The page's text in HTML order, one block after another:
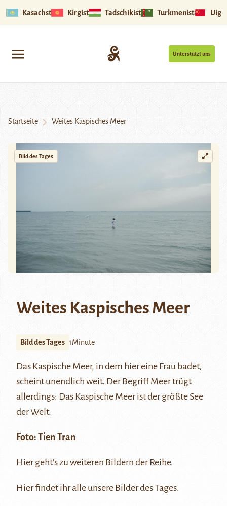
Kasachstan Kirgistan Tadschikistan Turkmenistan
Unterstützt uns
Startseite Weites Kaspisches Meer
Bild des Tages
Weites Kaspisches Meer
Bild des Tages 1Minute
Das Kaspische Meer, in dem hier eine Frau badet,
scheint unendlich weit. Der Begriff Meer trügt
allerdings: Das Kaspische Meer ist der größte See
der Welt.
Foto: Tien Tran
Hiergeht’s zu weiteren Bildern der Reihe.
Hierfindet ihr alle unsere Bilder des Tages.